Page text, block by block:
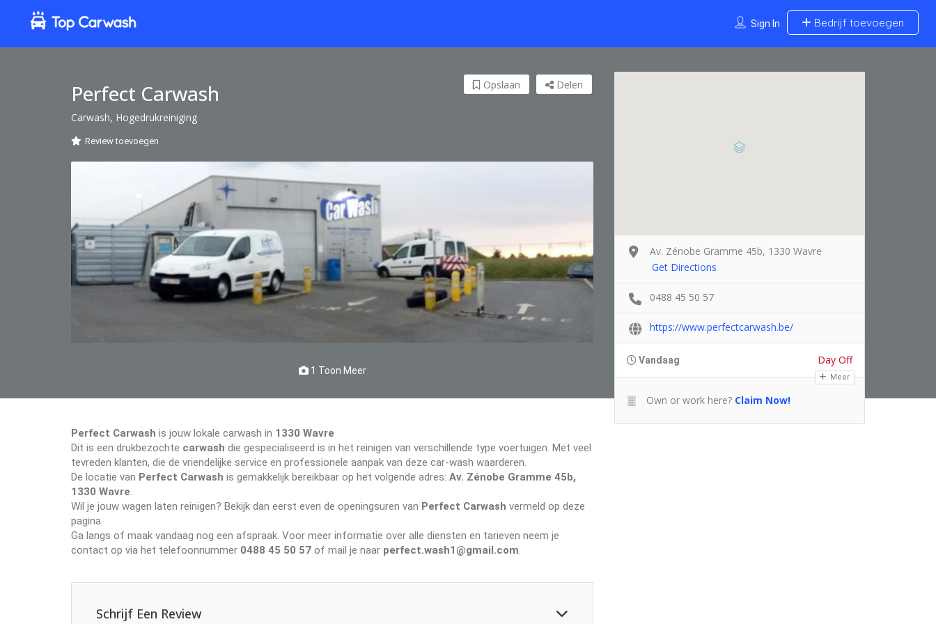
Sign In Bedrijf toevoegen
Perfect Carwash
Carwash, Hogedrukreiniging
Review toevoegen
Delen
Opslaan
1 Toon Meer
Perfect Carwash is jouw lokale carwash in 1330 Wavre
Dit is een drukbezochte carwash die gespecialiseerd is in het reinigen van verschillende type voertuigen. Met veel
tevreden klanten, die de vriendelijke service en professionele aanpak van deze car-wash waarderen.
De locatie van Perfect Carwash is gemakkelijk bereikbaar op het volgende adres: Av. Zénobe Gramme 45b,
1330 Wavre.
Wil je jouw wagen laten reinigen? Bekijk dan eerst even de openingsuren van Perfect Carwash vermeld op deze
pagina.
Ga langs of maak vandaag nog een afspraak. Voor meer informatie over alle diensten en tarieven neem je
contact op via het telefoonnummer 0488 45 50 57 of mail je naar perfect.wash1@gmail.com.
Schrijf Een Review
Av. Zénobe Gramme 45b, 1330 Wavre
Get Directions
0488 45 50 57
https://www.perfectcarwash.be/
Vandaag Day Off
Meer
Own or work here? Claim Now!